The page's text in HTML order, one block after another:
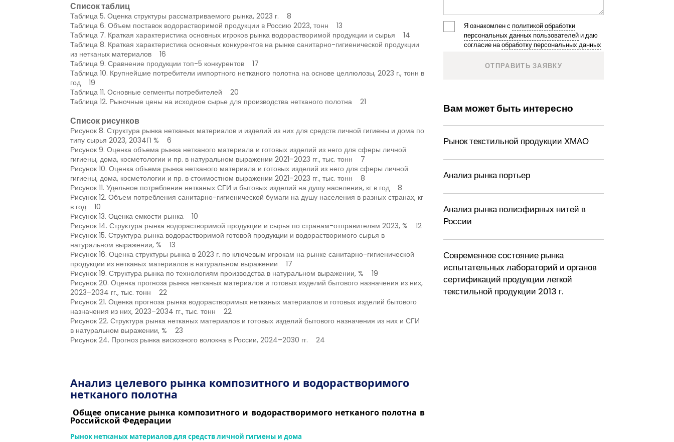
Список таблиц
Таблица 5. Оценка структуры рассматриваемого рынка, 2023 г. 8
Таблица 6. Объем поставок водорастворимой продукции в Россию 2023, тонн 13
Таблица 7. Краткая характеристика основных игроков рынка водорастворимой продукции и сырья 14
Таблица 8. Краткая характеристика основных конкурентов на рынке санитарно-гигиенической продукции
из нетканых материалов 16
Таблица 9. Сравнение продукции топ-5 конкурентов 17
Таблица 10. Крупнейшие потребители импортного нетканого полотна на основе целлюлозы, 2023 г., тонн в
год 19
Таблица 11. Основные сегменты потребителей 20
Таблица 12. Рыночные цены на исходное сырье для производства нетканого полотна 21
Список рисунков
Рисунок 8. Структура рынка нетканых материалов и изделий из них для средств личной гигиены и дома по
типу сырья 2023, 2034П % 6
Рисунок 9. Оценка объема рынка нетканого материала и готовых изделий из него для сферы личной
гигиены, дома, косметологии и пр. в натуральном выражении 2021–2023 гг., тыс. тонн 7
Рисунок 10. Оценка объема рынка нетканого материала и готовых изделий из него для сферы личной
гигиены, дома, косметологии и пр. в стоимостном выражении 2021–2023 гг., тыс. тонн 8
Рисунок 11. Удельное потребление нетканых СГИ и бытовых изделий на душу населения, кг в год 8
Рисунок 12. Объем потребления санитарно-гигиенической бумаги на душу населения в разных странах, кг
в год 10
Рисунок 13. Оценка емкости рынка 10
Рисунок 14. Структура рынка водорастворимой продукции и сырья по странам-отправителям 2023, % 12
Рисунок 15. Структура рынка водорастворимой готовой продукции и водорастворимого сырья в
натуральном выражении, % 13
Рисунок 16. Оценка структуры рынка в 2023 г. по ключевым игрокам на рынке санитарно-гигиенической
продукции из нетканых материалов в натуральном выражении 17
Рисунок 19. Структура рынка по технологиям производства в натуральном выражении, % 19
Рисунок 20. Оценка прогноза рынка нетканых материалов и готовых изделий бытового назначения из них,
2023–2034 гг., тыс. тонн 22
Рисунок 21. Оценка прогноза рынка водорастворимых нетканых материалов и готовых изделий бытового
назначения из них, 2023–2034 гг., тыс. тонн 22
Рисунок 22. Структура рынка нетканых материалов и готовых изделий бытового назначения из них и СГИ
в натуральном выражении, % 23
Рисунок 24. Прогноз рынка вискозного волокна в России, 2024–2030 гг. 24
Анализ целевого рынка композитного и водорастворимого
нетканого полотна
Общее описание рынка композитного и водорастворимого нетканого полотна в
Российской Федерации
Рынок нетканых материалов для средств личной гигиены и дома
Я ознакомлен сполитикой обработки
персональных данных пользователейи даю
согласие наобработку персональных данных
Вам может быть интересно
Рынок текстильной продукции ХМАО
Анализ рынка портьер
Анализ рынка полиэфирных нитей в
России
Современное состояние рынка
испытательных лабораторий и органов
сертификаций продукции легкой
текстильной продукции 2013 г.